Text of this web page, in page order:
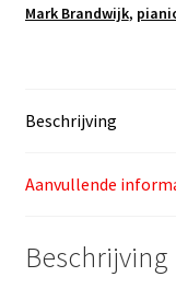
Mark Brandwijk,
Beschrijving
Aanvullende
Beschrijving